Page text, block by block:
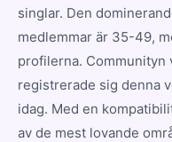
singlar. Den
medlemmar är 35-49,
profilerna. Communityn
registrerade sig denna
idag. Med en
av de mest lovande